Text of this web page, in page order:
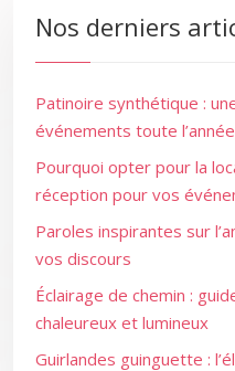
Nos derniers
Patinoire synthétique :
événements toute l’année
Pourquoi opter pour la
réception pour vos
Paroles inspirantes sur
vos discours
Éclairage de chemin :
chaleureux et lumineux
Guirlandes guinguette :